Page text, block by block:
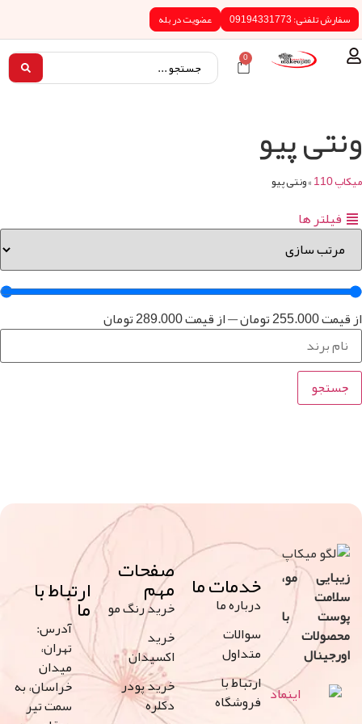
عضویت در بله
0
ونتی پیو
تومان—از قیمت289.000تومان
مو،
با
خدمات ما
درباره ما
سوالات
متداول
ارتباط با
فروشگاه
صفحاتمهم
خرید رنگ مو
خرید
اکسیدان
خرید پودر
دکلره
ارتباط باما آدرس:
تهران،
میدان
خراسان، به
سمت تیر